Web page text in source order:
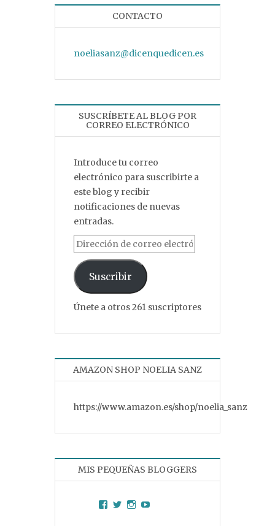
CONTACTO
noeliasanz@dicenquedicen.es
SUSCRÍBETE AL BLOG POR
CORREO ELECTRÓNICO
Introduce tu correo
electrónico para suscribirte a
este blog y recibir
notificaciones de nuevas
entradas.
Dirección de correo electrónico
Suscribir
Únete a otros 261 suscriptores
AMAZON SHOP NOELIA SANZ
https://www.amazon.es/shop/noelia_sanz
MIS PEQUEÑAS BLOGGERS
Facebook
TwitterInstagram